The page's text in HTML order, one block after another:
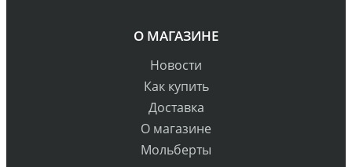
О МАГАЗИНЕ
Новости
Как купить
Доставка
О магазине
Мольберты